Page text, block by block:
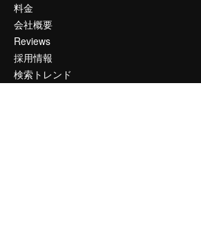
料金
会社概要
Reviews
採用情報
検索トレンド